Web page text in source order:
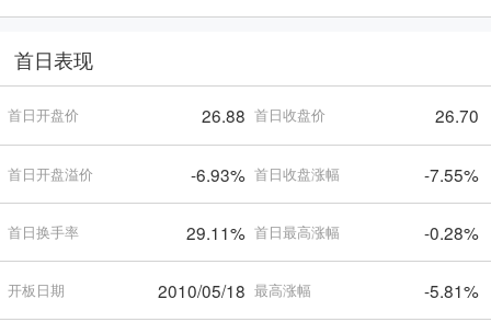
首日表现
首日开盘价 26.88 首日收盘价 26.70
首日开盘溢价 -6.93% 首日收盘涨幅 -7.55%
首日换手率 29.11% 首日最高涨幅 -0.28%
开板日期 2010/05/18 最高涨幅 -5.81%